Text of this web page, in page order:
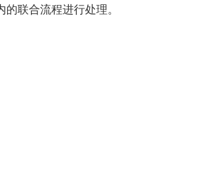
联合流程进行处理。